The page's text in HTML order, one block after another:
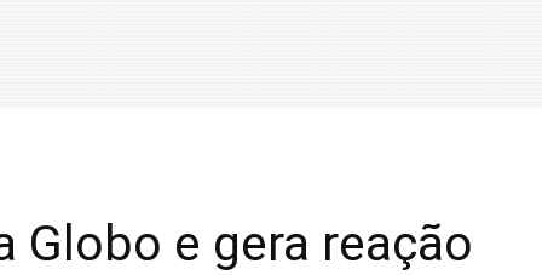
Globo e gera reação